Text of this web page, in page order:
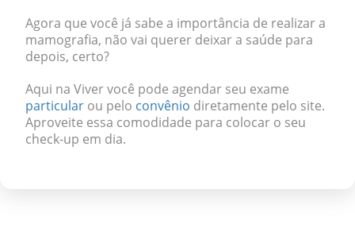
Agora que você já sabe a importância de realizar a
mamografia, não vai querer deixar a saúde para
depois, certo?
Aqui na Viver você pode agendar seu exame
particular ou pelo convênio diretamente pelo site.
Aproveite essa comodidade para colocar o seu
check-up em dia.